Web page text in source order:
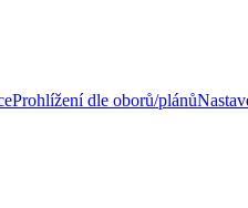
Prohlížení dle oborů/plánů